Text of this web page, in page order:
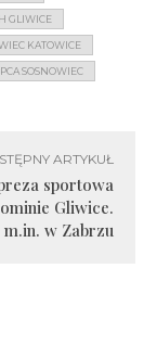
GLIWICE
KATOWICE
SOSNOWIEC
ARTYKUŁ
sportowa
Gliwice.
m.in. w Zabrzu